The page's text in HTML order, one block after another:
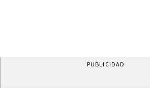
PUBLICIDAD